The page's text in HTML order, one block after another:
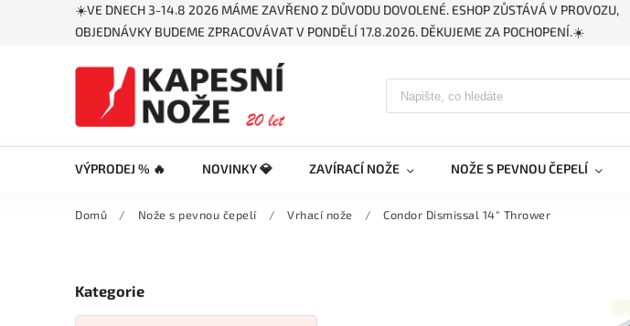
☀️VE DNECH 3-14.8 2026 MÁME ZAVŘENO Z DŮVODU DOVOLENÉ. ESHOP ZŮSTÁVÁ V PROVOZU,
OBJEDNÁVKY BUDEME ZPRACOVÁVAT V PONDĚLÍ 17.8.2026. DĚKUJEME ZA POCHOPENÍ.☀️
VÝPRODEJ % 🔥 NOVINKY 💎 ZAVÍRACÍ NOŽE NOŽE S PEVNOU ČEPELÍ
Domů / Nože s pevnou čepelí / Vrhací nože / Condor Dismissal 14" Thrower
Kategorie